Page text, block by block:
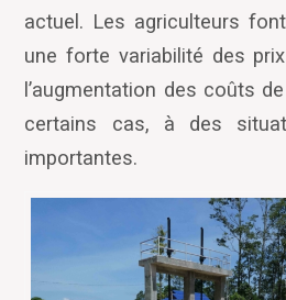
actuel. Les agriculteurs
une forte variabilité des
l’augmentation des coûts
certains cas, à des
importantes.